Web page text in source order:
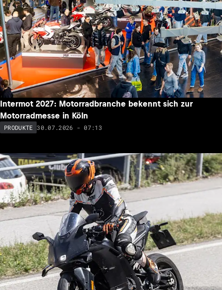
Intermot 2027: Motorradbranche bekennt sich zur
Motorradmesse in Köln
PRODUKTE 30.07.2026 - 07:13